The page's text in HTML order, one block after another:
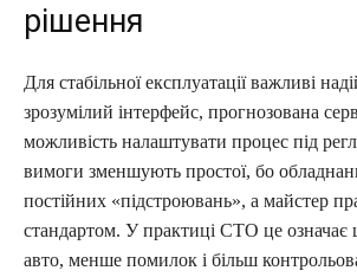
рішення
Для стабільної експлуатації важливі
зрозумілий інтерфейс, прогнозована
можливість налаштувати процес під
вимоги зменшують простої, бо
постійних «підстроювань», а майстер
стандартом. У практиці СТО це
авто, менше помилок і більш